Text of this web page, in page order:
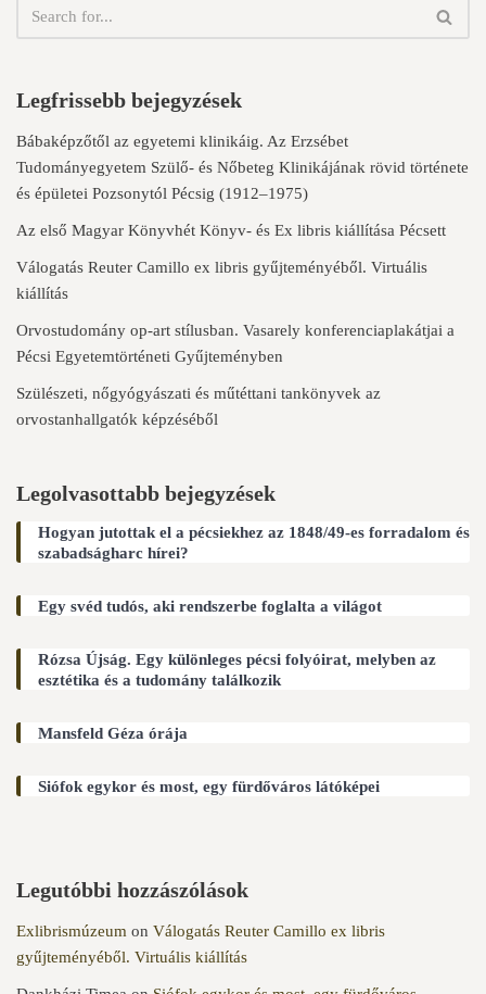
Legfrissebb bejegyzések
Bábaképzőtől az egyetemi klinikáig. Az Erzsébet
Tudományegyetem Szülő- és Nőbeteg Klinikájának rövid története
és épületei Pozsonytól Pécsig (1912–1975)
Az első Magyar Könyvhét Könyv- és Ex libris kiállítása Pécsett
Válogatás Reuter Camillo ex libris gyűjteményéből. Virtuális
kiállítás
Orvostudomány op-art stílusban. Vasarely konferenciaplakátjai a
Pécsi Egyetemtörténeti Gyűjteményben
Szülészeti, nőgyógyászati és műtéttani tankönyvek az
orvostanhallgatók képzéséből
Legolvasottabb bejegyzések
Hogyan jutottak el a pécsiekhez az 1848/49-es forradalom és
szabadságharc hírei?
Egy svéd tudós, aki rendszerbe foglalta a világot
Rózsa Újság. Egy különleges pécsi folyóirat, melyben az
esztétika és a tudomány találkozik
Mansfeld Géza órája
Siófok egykor és most, egy fürdőváros látóképei
Legutóbbi hozzászólások
Exlibrismúzeum on Válogatás Reuter Camillo ex libris
gyűjteményéből. Virtuális kiállítás